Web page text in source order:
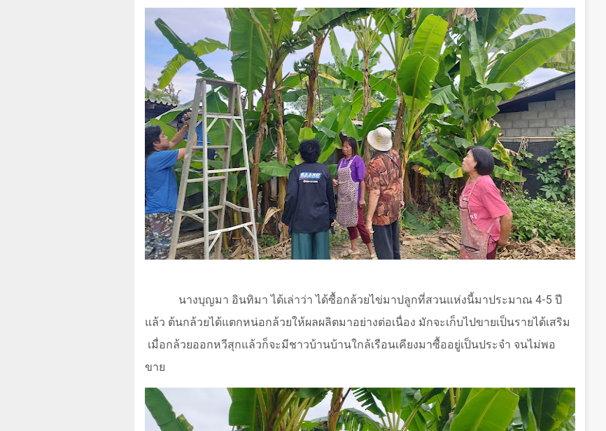
นางบุญมา อินทิมา ได้เล่าว่า ได้ซื้อกล้วยไข่มาปลูกที่สวนแห่งนี้มาประมาณ 4-5 ปี
แล้ว ต้นกล้วยได้แตกหน่อกล้วยให้ผลผลิตมาอย่างต่อเนื่อง มักจะเก็บไปขายเป็นรายได้เสริม
เมื่อกล้วยออกหวีสุกแล้วก็จะมีชาวบ้านบ้านใกล้เรือนเคียงมาซื้ออยู่เป็นประจำ จนไม่พอ
ขาย